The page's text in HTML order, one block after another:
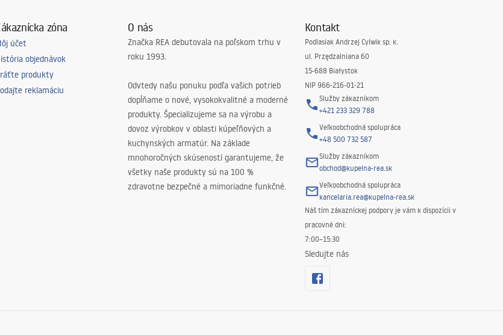
zóna
účet
objednávok
produkty
reklamáciu
O nás
Značka REA debutovala na poľskom trhu v
roku 1993.
Odvtedy našu ponuku podľa vašich potrieb
dopĺňame o nové, vysokokvalitné a moderné
produkty. Špecializujeme sa na výrobu a
dovoz výrobkov v oblasti kúpeľňových a
kuchynských armatúr. Na základe
mnohoročných skúseností garantujeme, že
všetky naše produkty sú na 100 %
zdravotne bezpečné a mimoriadne funkčné.
Kontakt
Podlasiak Andrzej Cylwik sp. k.
ul. Przędzalniana 60
15-688 Białystok
NIP 966-216-01-21
Služby zákazníkom
+421 233 329 788
Veľkoobchodná spolupráca
+48 500 732 587
Služby zákazníkom
obchod@kupelna-rea.sk
Veľkoobchodná spolupráca
kancelaria.rea@kupelna-rea.sk
Náš tím zákazníckej podpory je vám k dispozícii v
pracovné dni:
7:00–15:30
Sledujte nás